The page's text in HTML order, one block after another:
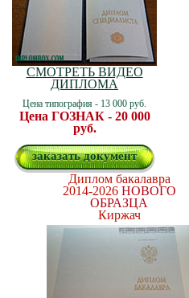
СМОТРЕТЬ ВИДЕО
ДИПЛОМА
Цена типография - 13 000 руб.
Цена ГОЗНАК - 20 000
руб.
заказать документ
Диплом бакалавра
2014-2026 НОВОГО
ОБРАЗЦА
Киржач